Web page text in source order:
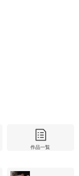
作品一覧